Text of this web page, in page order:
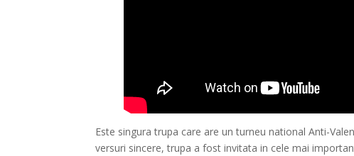
Este singura trupa care are un turneu national Anti-
versuri sincere, trupa a fost invitata in cele mai